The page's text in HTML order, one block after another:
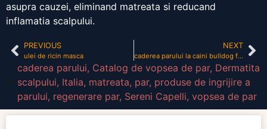
asupra cauzei, eliminand matreata si reducand
inflamatia scalpului.
PREVIOUS
ulei de ricin masca
NEXT
caderea parului la caini bulldog francez
caderea parului, Catalog de vopsea de par, Dermatita
scalpului, Italia, matreata, par, produse de ingrijire a
parului, regenerare par, Sereni Capelli, vopsea de par